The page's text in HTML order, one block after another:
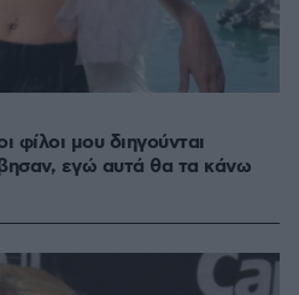
φίλοι μου διηγούνται
εγώ αυτά θα τα κάνω